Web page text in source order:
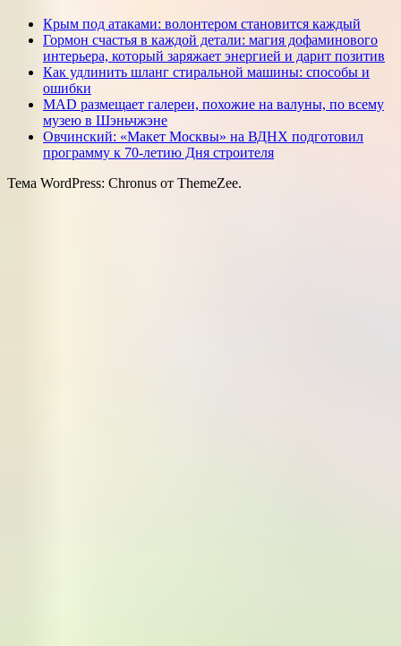
Крым под атаками: волонтером становится каждый
Гормон счастья в каждой детали: магия дофаминового
интерьера, который заряжает энергией и дарит позитив
Как удлинить шланг стиральной машины: способы и
ошибки
MAD размещает галереи, похожие на валуны, по всему
музею в Шэньчжэне
Овчинский: «Макет Москвы» на ВДНХ подготовил
программу к 70-летию Дня строителя
Тема WordPress: Chronus от ThemeZee.